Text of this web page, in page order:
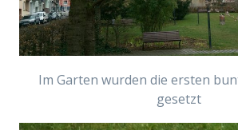
Im Garten wurden die ersten
gesetzt